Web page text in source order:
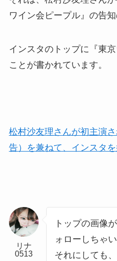
ワイン会ピープル』の告知
インスタのトップに『東
ことが書かれています。
松村沙友理さんが初主演
告）を兼ねて、インスタ
リナ
0513
トップの画像
ォローしちゃ
それにしても